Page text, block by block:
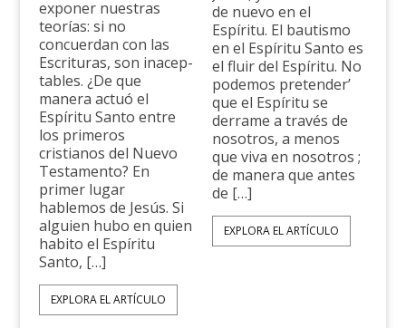
exponer nuestras
teorías: si no
concuerdan con las
Escrituras, son inacep­
tables. ¿De que
manera actuó el
Espíritu Santo entre
los primeros
cristianos del Nuevo
Testamento? En
primer lugar
hablemos de Jesús. Si
alguien hubo en quien
habito el Espíritu
Santo, […]
EXPLORA EL ARTÍCULO
de nuevo en el
Espíritu. El bautismo
en el Espíritu Santo es
el fluir del Espíritu. No
podemos pretender’
que el Espíritu se
derrame a través de
nosotros, a menos
que viva en nosotros ;
de manera que antes
de […]
EXPLORA EL ARTÍCULO